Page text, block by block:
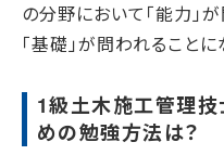
の分野において「能力」
「基礎」が問われることに
1級土木施工管理技
めの勉強方法は？